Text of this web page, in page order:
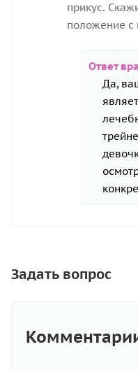
прикус.
положение
Ответ
Да,
Задать вопрос